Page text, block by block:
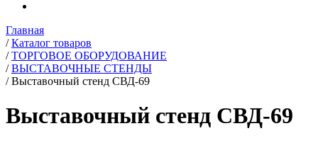
Главная
/ Каталог товаров
/ ТОРГОВОЕ ОБОРУДОВАНИЕ
/ ВЫСТАВОЧНЫЕ СТЕНДЫ
/ Выставочный стенд СВД-69
Выставочный стенд СВД-69